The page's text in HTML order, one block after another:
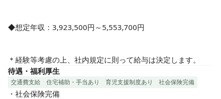
◆想定年収：3,923,500円～5,553,700円
＊経験等考慮の上、社内規定に則って給与は決定します。
待遇・福利厚生
交通費支給 住宅補助・手当あり 育児支援制度あり 社会保険完備
・社会保険完備